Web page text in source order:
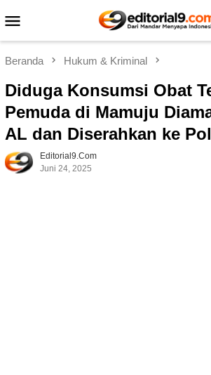
ke
Mobile
Beranda Hukum & Kriminal
Diduga Konsumsi Obat
Pemuda di Mamuju
AL dan Diserahkan ke
Editorial9.com
Juni 24, 2025